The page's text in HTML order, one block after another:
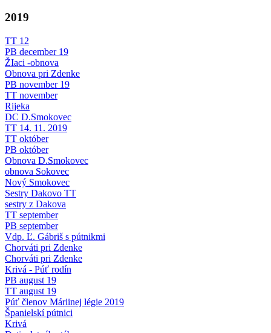
2019
TT 12
PB december 19
ŽIaci -obnova
Obnova pri Zdenke
PB november 19
TT november
Rijeka
DC D.Smokovec
TT 14. 11. 2019
TT október
PB október
Obnova D.Smokovec
obnova Sokovec
Nový Smokovec
Sestry Dakovo TT
sestry z Dakova
TT september
PB september
Vdp. Ľ. Gábriš s pútnikmi
Chorváti pri Zdenke
Chorváti pri Zdenke
Krivá - Púť rodín
PB august 19
TT august 19
Púť členov Máriinej légie 2019
Španielskí pútnici
Krivá